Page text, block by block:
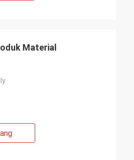
Material